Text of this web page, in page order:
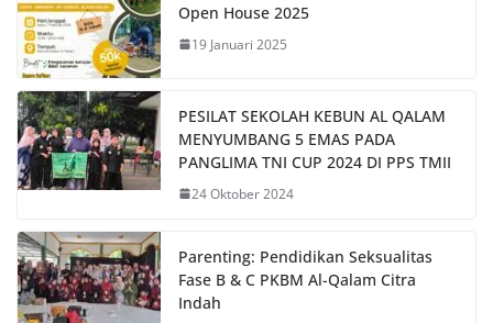
Open House 2025
19 Januari 2025
PESILAT SEKOLAH KEBUN AL QALAM
MENYUMBANG 5 EMAS PADA
PANGLIMA TNI CUP 2024 DI PPS TMII
24 Oktober 2024
Parenting: Pendidikan Seksualitas
Fase B & C PKBM Al-Qalam Citra
Indah